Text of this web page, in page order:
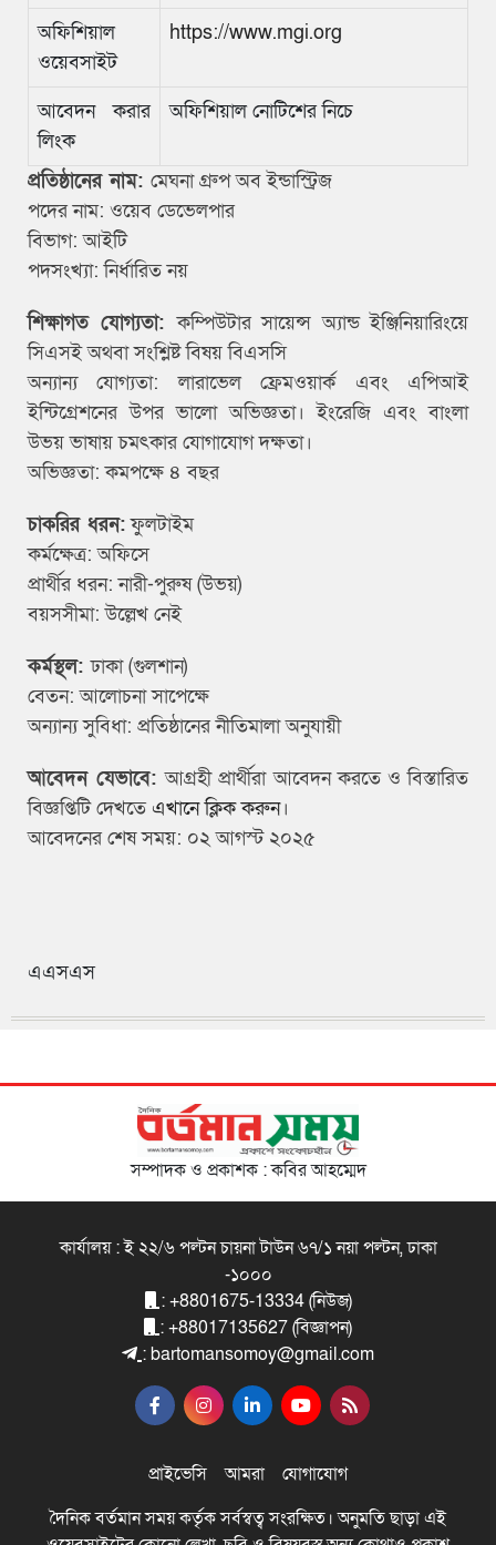
অফিশিয়াল
ওয়েবসাইট
https://www.mgi.org
আবেদন করার
লিংক
অফিশিয়াল নোটিশের নিচে
প্রতিষ্ঠানের নাম: মেঘনা গ্রুপ অব ইন্ডাস্ট্রিজ
পদের নাম: ওয়েব ডেভেলপার
বিভাগ: আইটি
পদসংখ্যা: নির্ধারিত নয়
শিক্ষাগত যোগ্যতা:কম্পিউটার সায়েন্স অ্যান্ড ইঞ্জিনিয়ারিংয়ে
সিএসই অথবা সংশ্লিষ্ট বিষয় বিএসসি
অন্যান্য যোগ্যতা: লারাভেল ফ্রেমওয়ার্ক এবং এপিআই
ইন্টিগ্রেশনের উপর ভালো অভিজ্ঞতা। ইংরেজি এবং বাংলা
উভয় ভাষায় চমৎকার যোগাযোগ দক্ষতা।
অভিজ্ঞতা: কমপক্ষে ৪ বছর
চাকরির ধরন:ফুলটাইম
কর্মক্ষেত্র: অফিসে
প্রার্থীর ধরন: নারী-পুরুষ (উভয়)
বয়সসীমা: উল্লেখ নেই
কর্মস্থল:ঢাকা (গুলশান)
বেতন: আলোচনা সাপেক্ষে
অন্যান্য সুবিধা: প্রতিষ্ঠানের নীতিমালা অনুযায়ী
আবেদন যেভাবে:আগ্রহী প্রার্থীরা আবেদন করতে ও বিস্তারিত
বিজ্ঞপ্তিটি দেখতে এখানে ক্লিক করুন।
আবেদনের শেষ সময়: ০২ আগস্ট ২০২৫
এএসএস
সম্পাদক ও প্রকাশক : কবির আহম্মেদ
কার্যালয় : ই ২২/৬ পল্টন চায়না টাউন ৬৭/১ নয়া পল্টন, ঢাকা
-১০০০
: +8801675-13334 (নিউজ)
: +88017135627 (বিজ্ঞাপন)
: bartomansomoy@gmail.com
প্রাইভেসি আমরা
যোগাযোগ
দৈনিক বর্তমান সময় কর্তৃক সর্বস্বত্ব সংরক্ষিত। অনুমতি ছাড়া এই